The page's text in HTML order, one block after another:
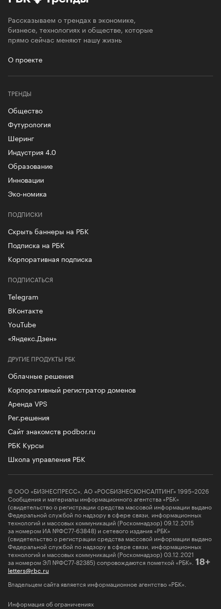
Рассказываем о трендах в экономике,
бизнесе, технологиях и обществе, которые
прямо сейчас меняют нашу жизнь
О проекте
ТРЕНДЫ
Общество
Футурология
Шеринг
Индустрия 4.0
Образование
Инновации
Эко-номика
ПОДПИСКИ
Скрыть баннеры на РБК
Подписка на РБК
Корпоративная подписка
ДРУГИЕ ПРОДУКТЫ РБК
Облачные решения
Корпоративный регистратор доменов
Аренда VPS
Рег.решения
Сайт знакомств podbor.ru
РБК Курсы
Школа управления РБК
ПОДПИСАТЬСЯ
Telegram
ВКонтакте
YouTube
«Яндекс.Дзен»
© ООО «БИЗНЕСПРЕСС», АО «РОСБИЗНЕСКОНСАЛТИНГ» 1995–2026
Сообщения и материалы информационного агентства «РБК»
(свидетельство о регистрации средства массовой информации выдано
Федеральной службой по надзору в сфере связи, информационных
технологий и массовых коммуникаций (Роскомнадзор) 09.12.2015
за номером ИА №ФС77-63848) и сетевого издания «РБК»
(свидетельство о регистрации средства массовой информации выдано
Федеральной службой по надзору в сфере связи, информационных
технологий и массовых коммуникаций (Роскомнадзор) 03.12.2021
за номером ЭЛ №ФС77-82385) сопровождаются пометкой «РБК». 18+
letters@rbc.ru
Владельцем сайта является информационное агентство «РБК».
Информация об ограничениях